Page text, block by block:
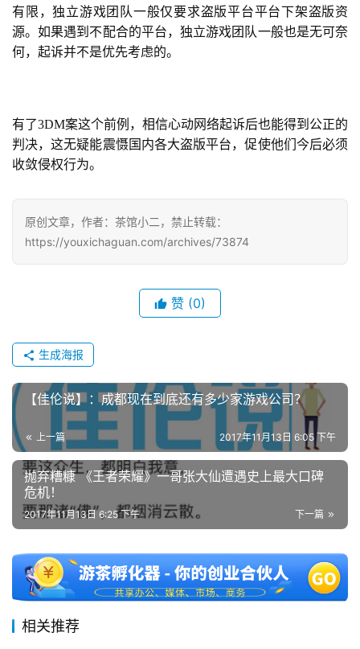
月
3
游
茶
接
会
中
(
中
国
有限，独立游戏团队一般仅要求盗版平台平台下架盗版资
源。如果遇到不配合的平台，独立游戏团队一般也是无可奈
何，起诉并不是优先考虑的。
有了3DM案这个前例，相信心动网络起诉后也能得到公正的
判决，这无疑能震慑国内各大盗版平台，促使他们今后必须
收敛侵权行为。
原创文章，作者：茶馆小二，禁止转载：
https://youxichaguan.com/archives/73874
赞 (0)
生成海报
【佳伦说】：成都现在到底还有多少家游戏公司？
上一篇 2017年11月13日 6:05 下午
抛弃糟糠 《王者荣耀》一哥张大仙遭遇史上最大口碑
危机！
下一篇
2017年11月13日 6:25 下午
相关推荐